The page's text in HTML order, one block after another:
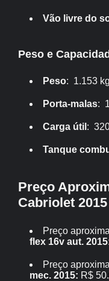
Vão livre do
Peso e
Peso: 1.153 kg
Porta-malas:
Carga útil :
Tanque
Preço
Cabriolet 2015
Preço
flex 16v aut.
Preço
mec. 2015: R$